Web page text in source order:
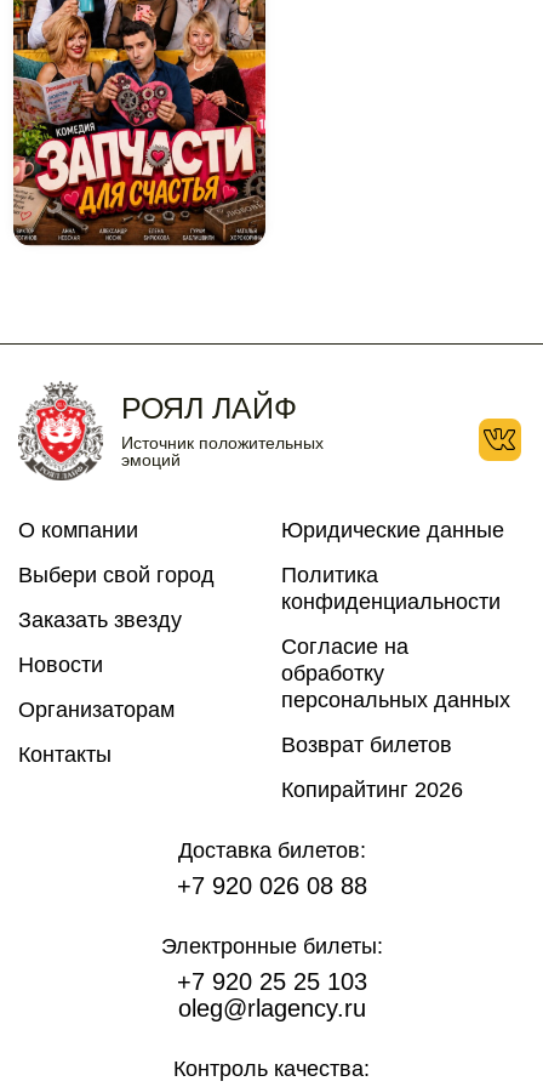
10
11 12 13 14
17
18 19 20 21
24
25 26 27 28
31
РОЯЛ ЛАЙФ
Источник положительных
эмоций
О компании
Выбери свой город
Заказать звезду
Новости
Организаторам
Контакты
Доставка билетов:
+7 920 026 08 88
Электронные билеты:
+7 920 25 25 103
oleg@rlagency.ru
Контроль качества:
Юридические данные
Политика
конфиденциальности
Согласие на
обработку
персональных данных
Возврат билетов
Копирайтинг 2026